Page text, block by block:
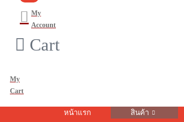
My
Account
Cart
My
Cart
หน้าแรก สินค้า